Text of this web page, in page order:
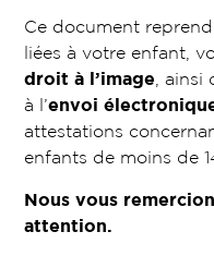
Ce document reprend
liées à votre enfant,
droit à l’image ,
à l’envoi
attestations
enfants de moins de
Nous vous
attention.